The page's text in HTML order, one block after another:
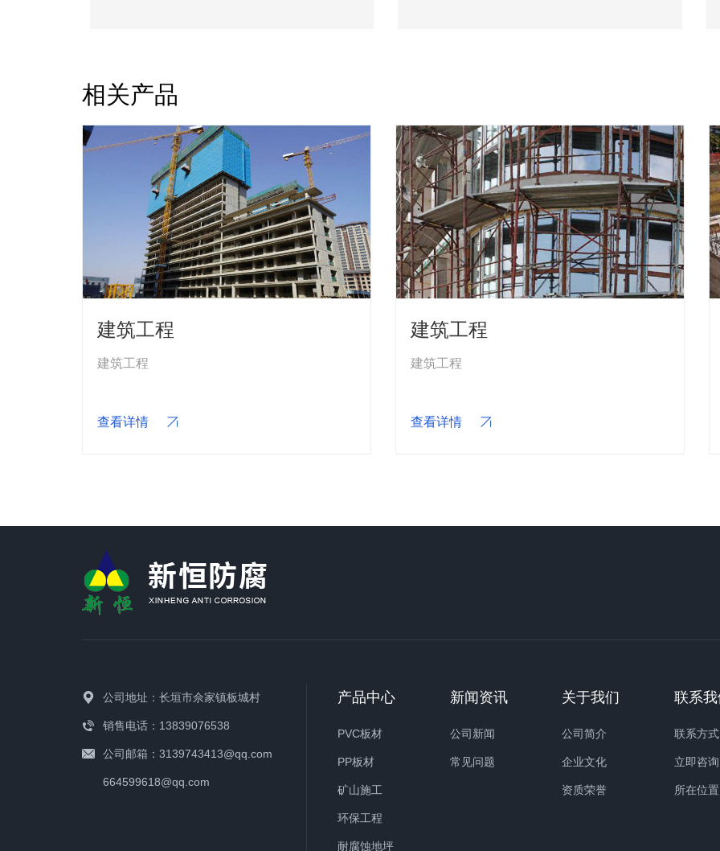
相关产品
建筑工程
建筑工程
查看详情
建筑工程
建筑工程
查看详情
公司地址：长垣市佘家镇板城村
销售电话：13839076538
公司邮箱：3139743413@qq.com
664599618@qq.com
产品中心
PVC板材
PP板材
矿山施工
环保工程
耐腐蚀地坪
新闻资讯
公司新闻
常见问题
关于我们
公司简介
企业文化
资质荣誉
联系
联系方式
立即咨询
所在位置